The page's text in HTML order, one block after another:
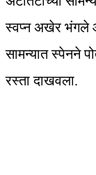
स्वप्न अखेर भंगले
सामन्यात स्पेनने
रस्ता दाखवला.